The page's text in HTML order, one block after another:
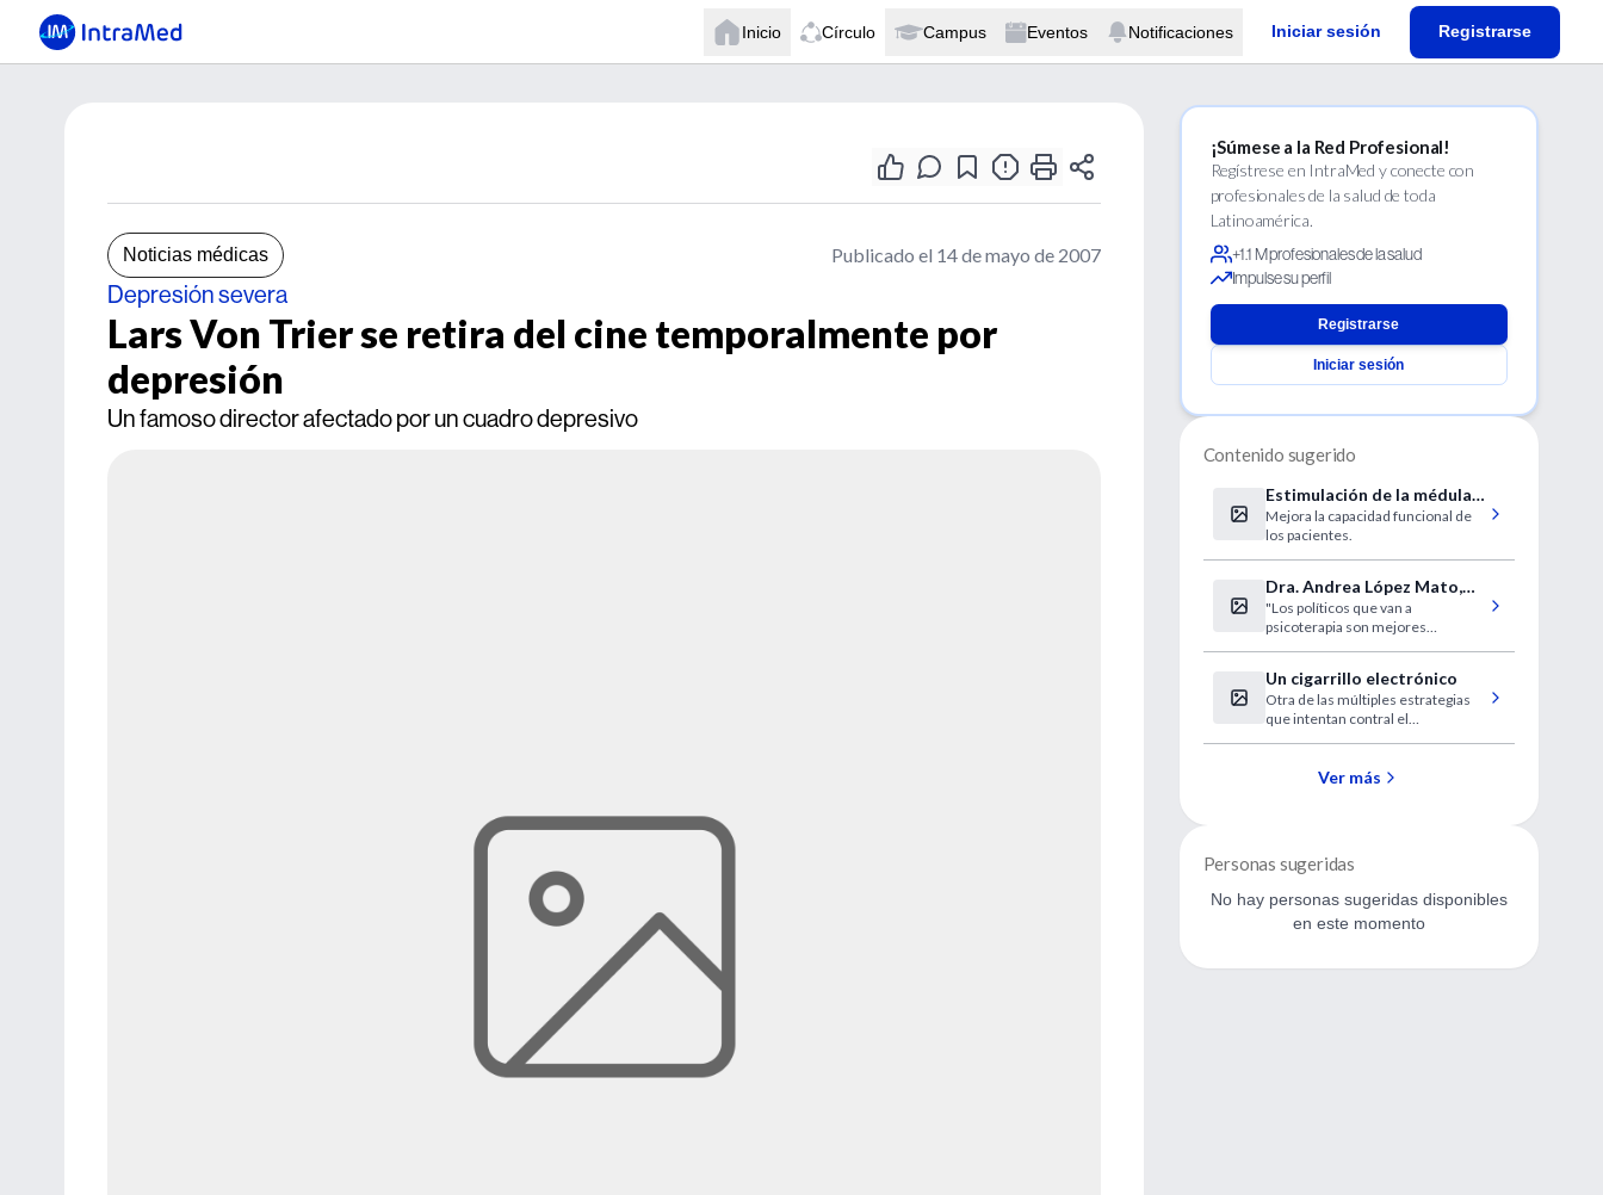
Inicio Círculo Campus Eventos Notificaciones Iniciar sesión Registrarse
Noticias médicas Publicado el 14 de mayo de 2007
Depresión severa
Lars Von Trier se retira del cine temporalmente por
depresión
Un famoso director afectado por un cuadro depresivo
¡Súmese a la Red Profesional!
Regístrese en IntraMed y conecte con
profesionales de la salud de toda
Latinoamérica.
+1.1 M profesionales de la salud
Impulse su perfil
Registrarse
Iniciar sesión
Contenido sugerido
Estimulación de la médula
espinal para la angina grave
Mejora la capacidad funcional de
los pacientes.
Dra. Andrea López Mato,
entrevista
"Los políticos que van a
psicoterapia son mejores
Un cigarrillo electrónico
Otra de las múltiples estrategias
que intentan contral el
Ver más
Personas sugeridas
No hay personas sugeridas disponibles
en este momento